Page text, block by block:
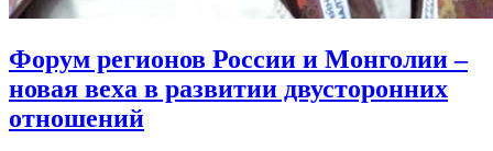
Форум регионов России и Монголии –
новая веха в развитии двусторонних
отношений